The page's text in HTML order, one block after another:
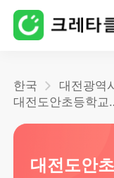
한국 대전광역
대전도
대전도안